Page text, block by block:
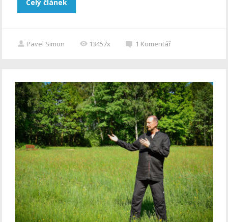
Celý článek
Pavel Simon 13457x 1 Komentář